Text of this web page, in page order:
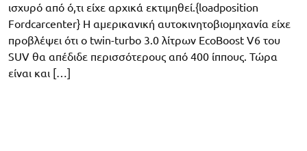
ισχυρό από ό,τι είχε αρχικά εκτιμηθεί.{loadposition
Fordcarcenter} Η αμερικανική αυτοκινητοβιομηχανία είχε
προβλέψει ότι ο twin-turbo 3.0 λίτρων EcoBoost V6 του
SUV θα απέδιδε περισσότερους από 400 ίππους. Τώρα
είναι και […]